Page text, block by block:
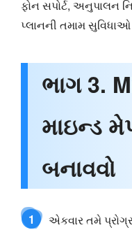
ફોન સપોર્ટ,
પ્લાનની તમામ
ભાગ 3.
માઇન્ડ
બનાવવો
1
એકવાર તમે